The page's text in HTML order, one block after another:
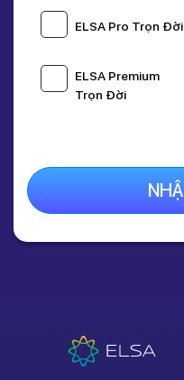
Giá gốc:
Nhập mãTHANG8
online
ELSA Pro Trọn Đời
ELSA Premium
Trọn Đời